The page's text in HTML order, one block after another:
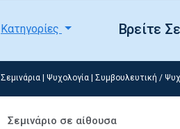
Κατηγορίες Βρείτε
Σεμινάρια Ψυχολογία Συμβουλευτική /
Σεμινάριο σε αίθουσα